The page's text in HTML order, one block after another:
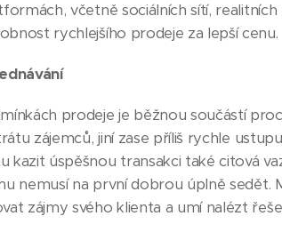
včetně sociálních sítí,
rychlejšího prodeje za lepší cenu.
prodeje je běžnou součástí
zájemců, jiní zase příliš rychle
kazit úspěšnou transakci také citová
nemusí na první dobrou úplně
zájmy svého klienta a umí nalézt